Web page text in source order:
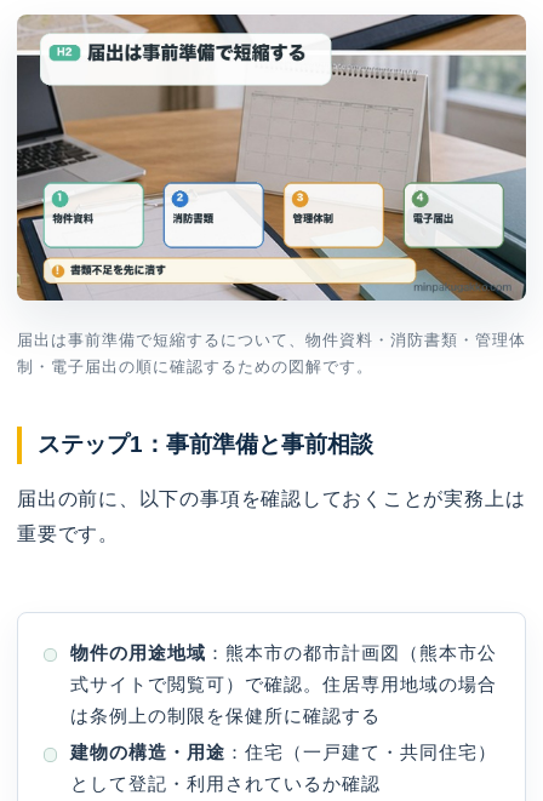
届出は事前準備で短縮するについて、物件資料・消防書類・管理体
制・電子届出の順に確認するための図解です。
ステップ1：事前準備と事前相談
届出の前に、以下の事項を確認しておくことが実務上は
重要です。
物件の用途地域 ：熊本市の都市計画図（熊本市公
式サイトで閲覧可）で確認。住居専用地域の場合
は条例上の制限を保健所に確認する
建物の構造・用途 ：住宅（一戸建て・共同住宅）
として登記・利用されているか確認